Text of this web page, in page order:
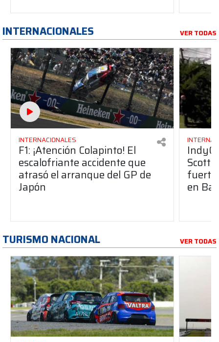
INTERNACIONALES VER TODAS
INTERNACIONALES
F1: ¡Atención Colapinto! El
escalofriante accidente que
atrasó el arranque del GP de
Japón
Scott
fuerte
en
TURISMO NACIONAL VER TODAS